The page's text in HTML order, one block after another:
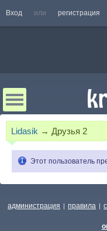
Вход или регистрация
Lidasik → Друзья 2
Этот пользователь
администрация | правила |